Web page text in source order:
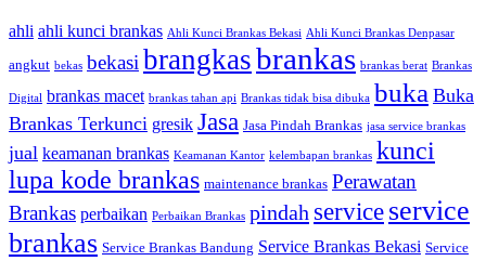
ahli ahli kunci brankas Ahli Kunci Brankas Bekasi Ahli Kunci Brankas Denpasar
angkut bekas bekasibrangkasbrankas brankas berat Brankas
Digital brankas macet brankas tahan api Brankas tidak bisa dibuka buka Buka
Brankas Terkunci gresik Jasa Jasa Pindah Brankas jasa service brankas
jual keamanan brankas Keamanan Kantor kelembapan brankas kunci
lupa kode brankas maintenance brankas Perawatan
Brankas perbaikan Perbaikan Brankas pindah service service
brankas Service Brankas Bandung Service Brankas Bekasi Service